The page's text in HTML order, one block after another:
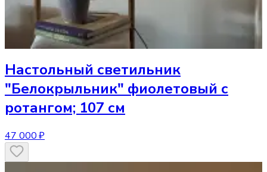
Настольный светильник
"Белокрыльник" фиолетовый с
ротангом; 107 см
47 000 ₽